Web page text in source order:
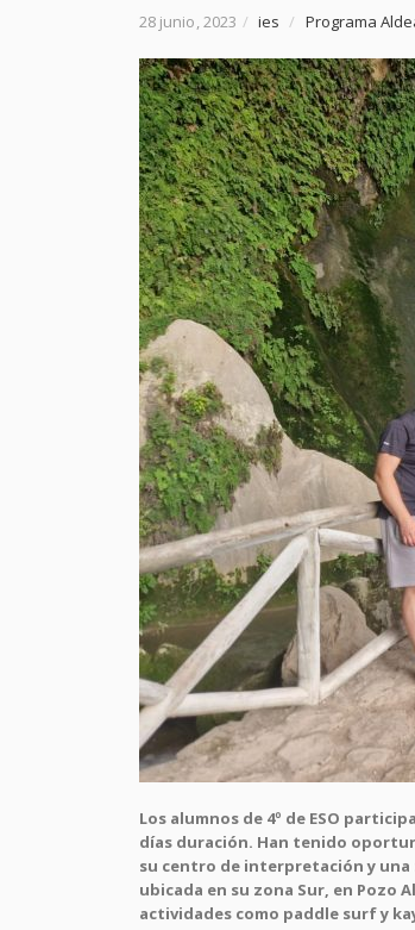
28 junio, 2023 / ies / Programa
Los alumnos de 4º de ESO
días duración. Han tenido
su centro de interpretación y una
ubicada en su zona Sur, en
actividades como paddle surf y